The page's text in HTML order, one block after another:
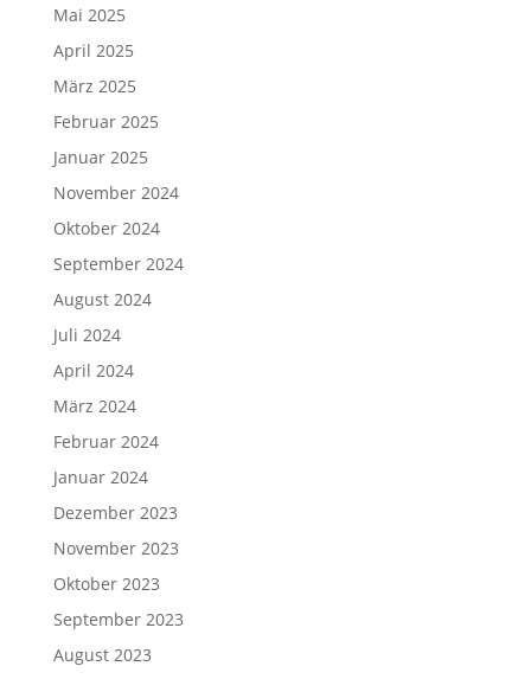
Mai 2025
April 2025
März 2025
Februar 2025
Januar 2025
November 2024
Oktober 2024
September 2024
August 2024
Juli 2024
April 2024
März 2024
Februar 2024
Januar 2024
Dezember 2023
November 2023
Oktober 2023
September 2023
August 2023